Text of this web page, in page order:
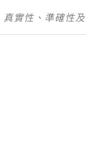
實性、準確性